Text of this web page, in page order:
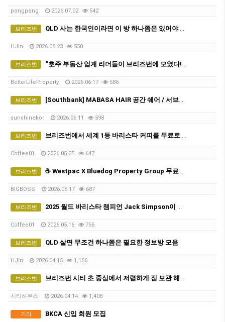
pangpang 2026.07.02 542
브리즈번 QLD 사는 한국인이라면 이 방 하나쯤은 있어야 함 (유용한 카톡방 모음 공유)
HJin 2026.06.23 550
브리즈번 “호주 부동산 업계 리더들이 브리즈번에 모였다!” 브리즈번 특별 합동 무료 부동산 세미나에 여러분을 초대합니다
BetterLifeProperty 2026.06.17 586
브리즈번 [Southbank] MABASA HAIR 공간 쉐어 / 서브리스(Sub-lease) 파트너를 모십니다!
sunshinekor 2026.06.11 598
브리즈번 브리즈번에서 세계 1등 바리스타 커피를 무료로 마실 수 있다면?
Coffee01 2026.05.25 647
브리즈번 ☕️ Westpac X Bluedog Property Group 무료 커피 & 부동산 토크 - 5월21일(목)
BIGBOSS 2026.05.17 687
브리즈번 2025 월드 바리스타 챔피언 Jack Simpson이 브리즈번에 옵니다! - The Hideout Team
Coffee01 2026.05.16 756
브리즈번 QLD 살면 무조건 하나쯤은 필요한 정보방 모음
HJin 2026.04.15 1,156
브리즈번 브리즈번 시티 초 중심에서 저렴하게 짐 보관 해드려요
시티하우스 2026.04.14 1,408
기타 BKCA 신입 회원 모집